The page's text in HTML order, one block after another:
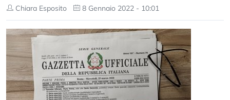
Chiara Esposito 8 Gennaio 2022 - 10:01